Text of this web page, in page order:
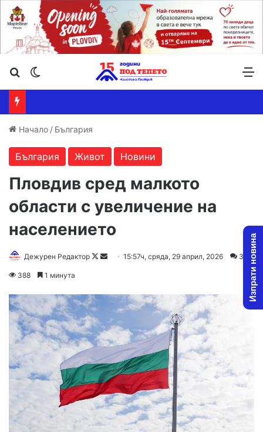
Търсене ...
Начало / България
България Живот Новини
Пловдив сред малкото
области с увеличение на
населението
Дежурен Редактор
Follow
Send15:57ч, сряда, 29 април, 2026 3
388 1 минута Изпрати новина